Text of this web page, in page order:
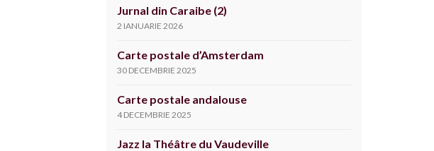
Jurnal din Caraibe (2)
2 IANUARIE 2026
Carte postale d’Amsterdam
30 DECEMBRIE 2025
Carte postale andalouse
4 DECEMBRIE 2025
Jazz la Théâtre du Vaudeville